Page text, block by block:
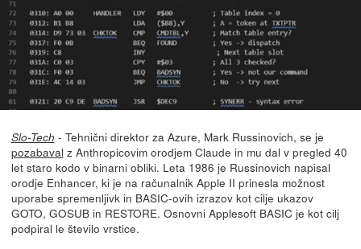
Slo-Tech - Tehnični direktor za Azure, Mark Russinovich, se je
pozabaval z Anthropicovim orodjem Claude in mu dal v pregled 40
let staro kodo v binarni obliki. Leta 1986 je Russinovich napisal
orodje Enhancer, ki je na računalnik Apple II prinesla možnost
uporabe spremenljivk in BASIC-ovih izrazov kot cilje ukazov
GOTO, GOSUB in RESTORE. Osnovni Applesoft BASIC je kot cilj
podpiral le število vrstice.